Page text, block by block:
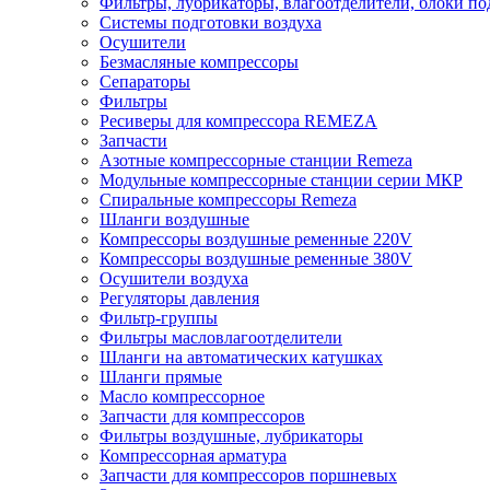
Системы подготовки воздуха
Осушители
Безмасляные компрессоры
Сепараторы
Фильтры
Ресиверы для компрессора REMEZA
Запчасти
Азотные компрессорные станции Remeza
Модульные компрессорные станции серии МКР
Спиральные компрессоры Remeza
Шланги воздушные
Компрессоры воздушные ременные 220V
Компрессоры воздушные ременные 380V
Осушители воздуха
Регуляторы давления
Фильтр-группы
Фильтры масловлагоотделители
Шланги на автоматических катушках
Шланги прямые
Масло компрессорное
Запчасти для компрессоров
Фильтры воздушные, лубрикаторы
Компрессорная арматура
Запчасти для компрессоров поршневых